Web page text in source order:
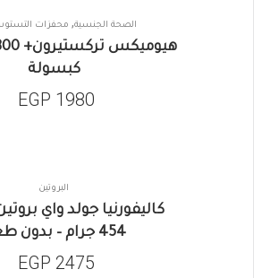
الصحة الجنسية, محفزات
كبسولة
EGP 1980
البروتين
كاليفورنيا جولد واي
454 جرام – بدون طعم
EGP 2475